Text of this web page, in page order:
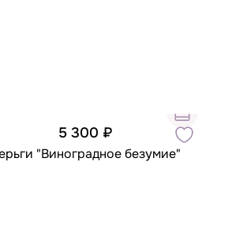
5 300 ₽
"Виноградное безумие"